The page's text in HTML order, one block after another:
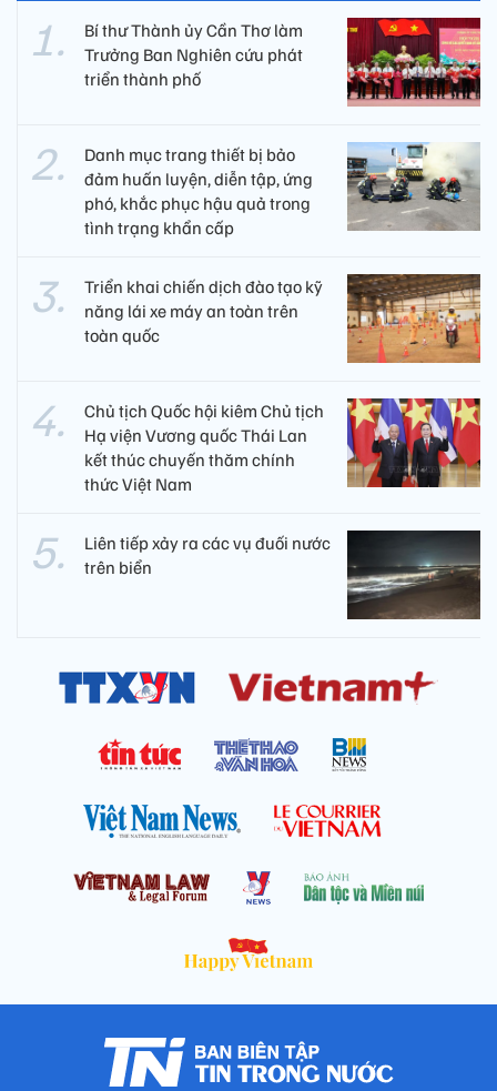
Bí thư Thành ủy Cần Thơ làm
Trưởng Ban Nghiên cứu phát
triển thành phố
Danh mục trang thiết bị bảo
đảm huấn luyện, diễn tập, ứng
phó, khắc phục hậu quả trong
tình trạng khẩn cấp
Triển khai chiến dịch đào tạo kỹ
năng lái xe máy an toàn trên
toàn quốc
Chủ tịch Quốc hội kiêm Chủ tịch
Hạ viện Vương quốc Thái Lan
kết thúc chuyến thăm chính
thức Việt Nam
Liên tiếp xảy ra các vụ đuối nước
trên biển